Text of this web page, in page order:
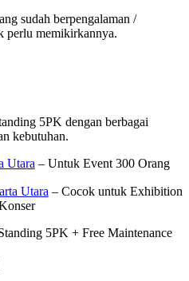
sudah berpengalaman /
perlu memikirkannya.
5PK dengan berbagai
kebutuhan.
Utara– Untuk Event 300 Orang
Utara – Cocok untuk Exhibition
5PK + Free Maintenance